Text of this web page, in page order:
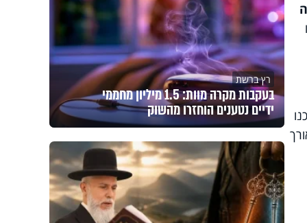
רץ ברשת
בעקבות מקרה מוות: 1.5 מיליון מחממי
ידיים נטענים הוחזרו מהשוק